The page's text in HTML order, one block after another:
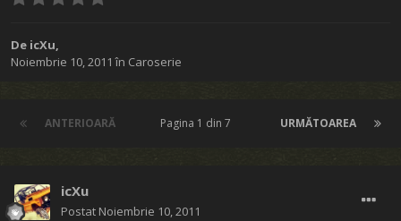
De icXu,
Noiembrie 10, 2011 în Caroserie
ANTERIOARĂ URMĂTOAREA
Pagina 1 din 7
icXu
Postat Noiembrie 10, 2011